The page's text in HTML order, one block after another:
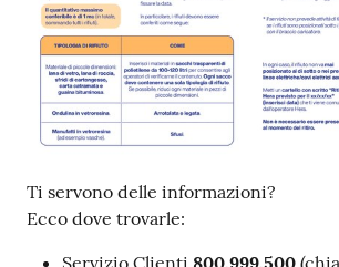
Ti servono delle informazioni?
Ecco dove trovarle:
Servizio Clienti 800.999.500